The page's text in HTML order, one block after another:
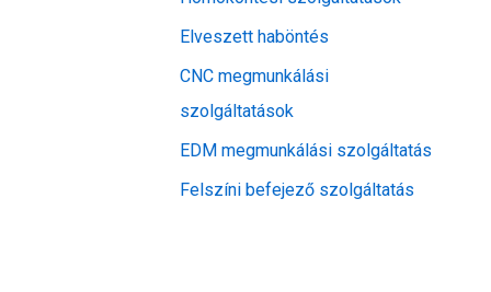
Elveszett haböntés
CNC megmunkálási
szolgáltatások
EDM megmunkálási szolgáltatás
Felszíni befejező szolgáltatás